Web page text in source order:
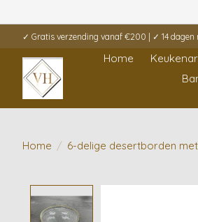
✓ Gratis verzending vanaf €200 | ✓ 14 dagen
Home
Home / 6-delige desertborden